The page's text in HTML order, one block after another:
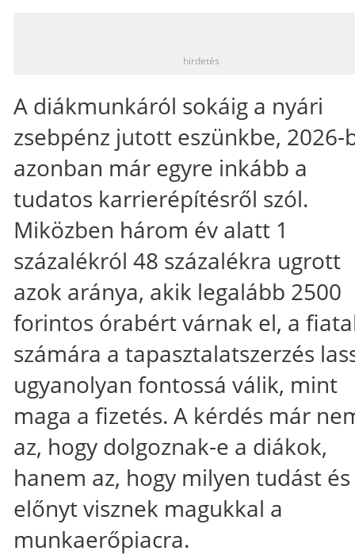
hirdetés
A diákmunkáról sokáig a nyári
zsebpénz jutott eszünkbe, 2026-
azonban már egyre inkább a
tudatos karrierépítésről szól.
Miközben három év alatt 1
százalékról 48 százalékra ugrott
azok aránya, akik legalább 2500
forintos órabért várnak el, a
számára a tapasztalatszerzés
ugyanolyan fontossá válik, mint
maga a fizetés. A kérdés már
az, hogy dolgoznak-e a diákok,
hanem az, hogy milyen tudást és
előnyt visznek magukkal a
munkaerőpiacra.